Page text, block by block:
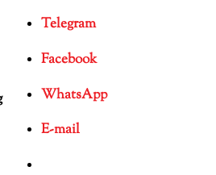
Telegram
Facebook
WhatsApp
E-mail